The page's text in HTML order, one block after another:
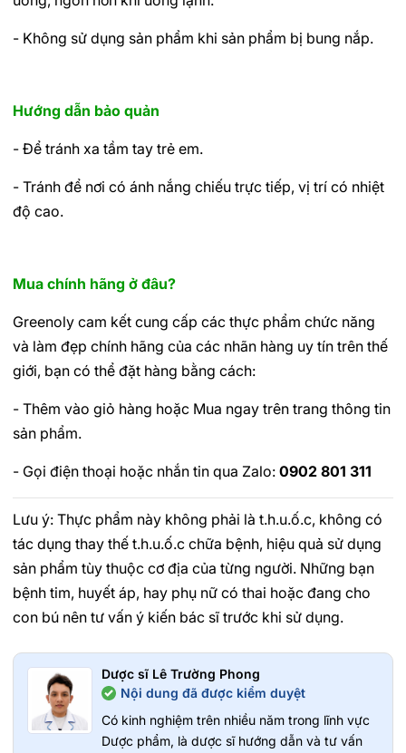
- Không sử dụng sản phẩm khi sản phẩm bị bung nắp.
Hướng dẫn bảo quản
- Để tránh xa tầm tay trẻ em.
- Tránh để nơi có ánh nắng chiếu trực tiếp, vị trí có nhiệt
độ cao.
Mua chính hãng ở đâu?
Greenoly cam kết cung cấp các thực phẩm chức năng
và làm đẹp chính hãng của các nhãn hàng uy tín trên thế
giới, bạn có thể đặt hàng bằng cách:
- Thêm vào giỏ hàng hoặc Mua ngay trên trang thông tin
sản phẩm.
- Gọi điện thoại hoặc nhắn tin qua Zalo: 0902 801 311
Lưu ý: Thực phẩm này không phải là t.h.u.ố.c, không có
tác dụng thay thế t.h.u.ố.c chữa bệnh, hiệu quả sử dụng
sản phẩm tùy thuộc cơ địa của từng người. Những bạn
bệnh tim, huyết áp, hay phụ nữ có thai hoặc đang cho
con bú nên tư vấn ý kiến bác sĩ trước khi sử dụng.
Dược sĩ Lê Trường Phong
Nội dung đã được kiểm duyệt
Có kinh nghiệm trên nhiều năm trong lĩnh vực
Dược phẩm, là dược sĩ hướng dẫn và tư vấn